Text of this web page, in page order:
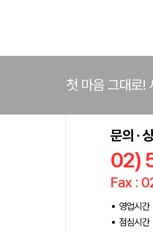
첫 마음 그대로!
문의 ·
02)
Fax :
영업시
점심시